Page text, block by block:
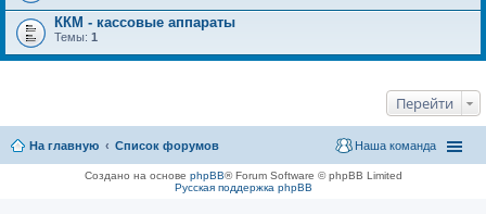
ККМ - кассовые аппараты
Темы: 1
Перейти
На главную Список форумов Наша команда
Создано на основе phpBB® Forum Software © phpBB Limited
Русская поддержка phpBB